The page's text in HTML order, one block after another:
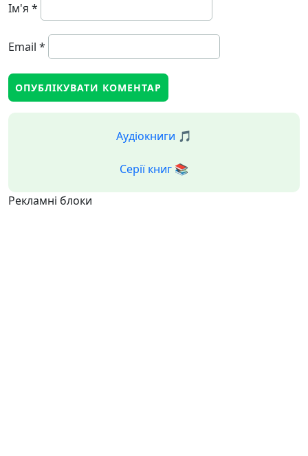
Ім'я *
Email *
Аудіокниги 🎵
Серії книг 📚
Рекламні блоки